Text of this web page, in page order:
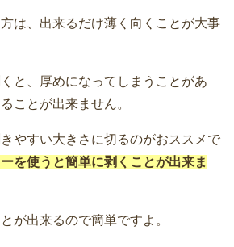
は、出来るだけ薄く向くことが大事
と、厚めになってしまうことがあ
ことが出来ません。
やすい大きさに切るのがおススメで
を使うと簡単に剥くことが出来ま
が出来るので簡単ですよ。